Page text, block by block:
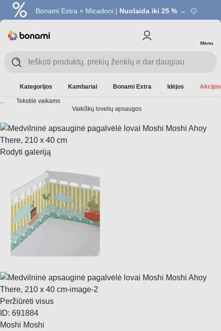
Bonami Extra × Micadoni | Nuolaida iki 25 % →
Menu
Kategorijos Kambariai Bonami Extra Idėjos
...
Tekstilė vaikams
Vaikiškų lovelių apsaugos
Rodyti galeriją
Peržiūrėti visus
ID: 691884
Moshi Moshi